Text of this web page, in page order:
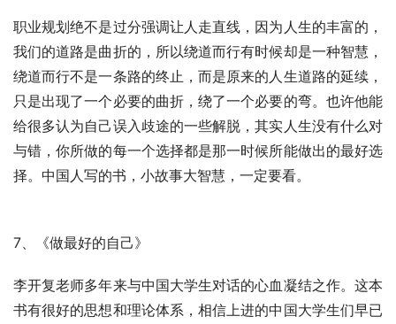
职业规划绝不是过分强调让人走直线，因为人生的丰富的，
我们的道路是曲折的，所以绕道而行有时候却是一种智慧，
绕道而行不是一条路的终止，而是原来的人生道路的延续，
只是出现了一个必要的曲折，绕了一个必要的弯。也许他能
给很多认为自己误入歧途的一些解脱，其实人生没有什么对
与错，你所做的每一个选择都是那一时候所能做出的最好选
择。中国人写的书，小故事大智慧，一定要看。
7、《做最好的自己》
李开复老师多年来与中国大学生对话的心血凝结之作。这本
书有很好的思想和理论体系，相信上进的中国大学生们早已